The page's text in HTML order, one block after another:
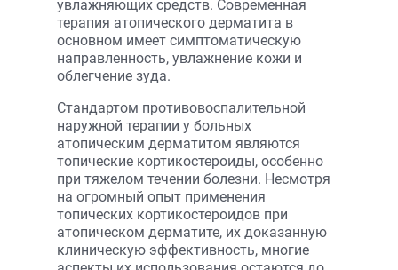
увлажняющих средств. Современная
терапия атопического дерматита в
основном имеет симптоматическую
направленность, увлажнение кожи и
облегчение зуда.
Стандартом противовоспалительной
наружной терапии у больных
атопическим дерматитом являются
топические кортикостероиды, особенно
при тяжелом течении болезни. Несмотря
на огромный опыт применения
топических кортикостероидов при
атопическом дерматите, их доказанную
клиническую эффективность, многие